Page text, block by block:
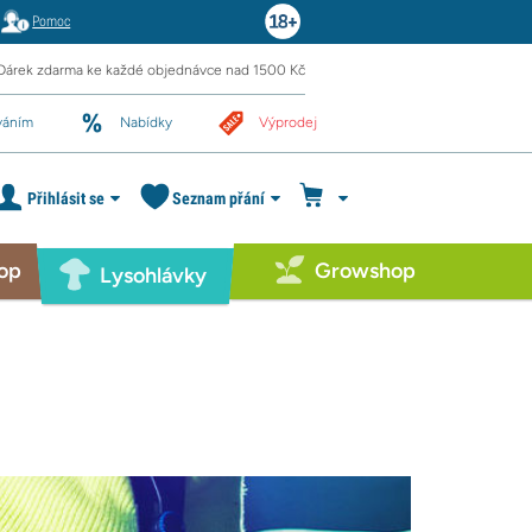
Pomoc
zdarma ke každé objednávce nad 1500 Kč
Nabídky Výprodej
Přihlásit se Seznam přání
Lysohlávky Growshop